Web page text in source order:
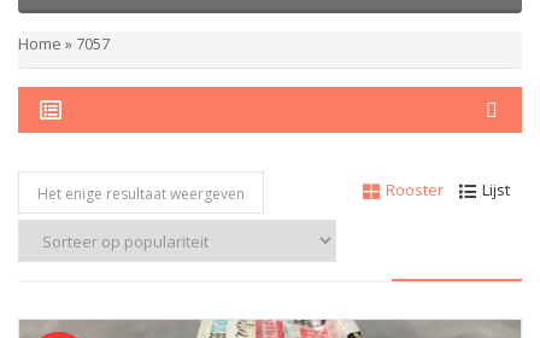
Home »7057
Rooster Lijst
Het enige resultaat weergeven